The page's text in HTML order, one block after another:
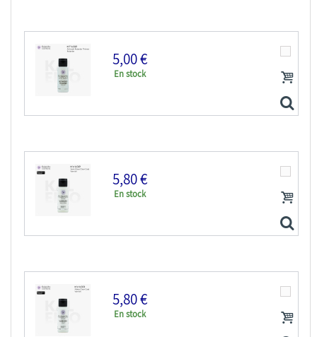
Kaleido Colorworks KT101 Diluant acrylique...
5,00 €
En stock
Kaleido Colorworks KT102 Diluant acrylique avec...
5,80 €
En stock
Kaleido Colorworks KV102 Vernis acrylique satiné 60ml
5,80 €
En stock